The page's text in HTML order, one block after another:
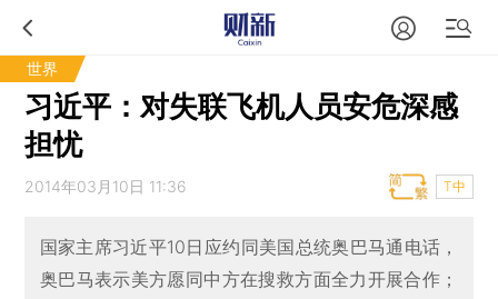
世界
习近平：对失联飞机人员安危深感
担忧
2014年03月10日 11:36 T中
国家主席习近平10日应约同美国总统奥巴马通电话，
奥巴马表示美方愿同中方在搜救方面全力开展合作；